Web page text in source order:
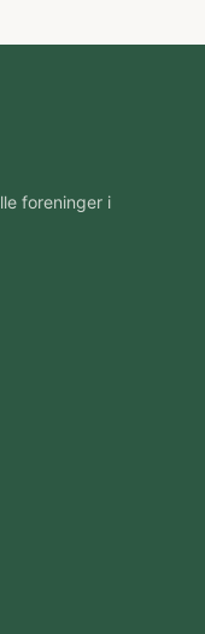
foreninger i